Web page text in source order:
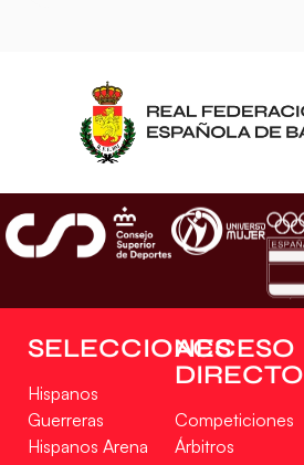
SELECCIONES
Hispanos
Guerreras
Hispanos Arena
ACCESO
DIRECTO
Competiciones
Árbitros